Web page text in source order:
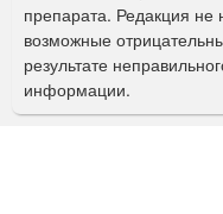
и
с
к
препарата. Редакция не
возможные
результате
информации.